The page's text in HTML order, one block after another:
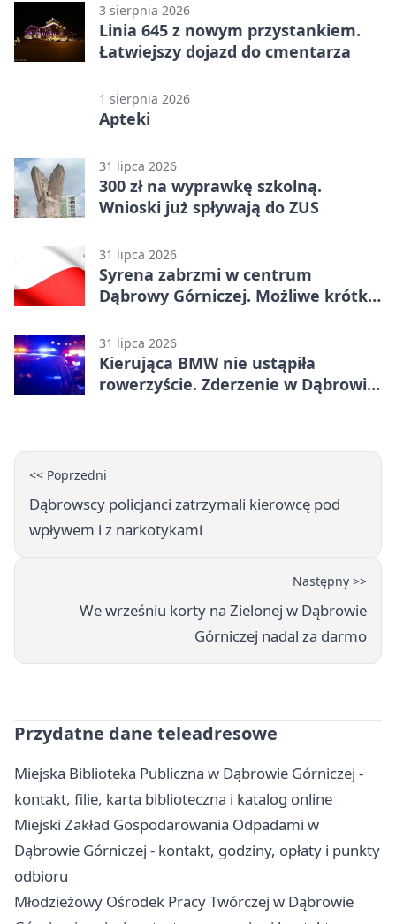
3 sierpnia 2026
Linia 645 z nowym przystankiem.
Łatwiejszy dojazd do cmentarza
1 sierpnia 2026
Apteki
31 lipca 2026
300 zł na wyprawkę szkolną.
Wnioski już spływają do ZUS
31 lipca 2026
Syrena zabrzmi w centrum
Dąbrowy Górniczej. Możliwe krótkie
31 lipca 2026
Kierująca BMW nie ustąpiła
rowerzyście. Zderzenie w Dąbrowie
<< Poprzedni
Dąbrowscy policjanci zatrzymali kierowcę pod
wpływem i z narkotykami
Następny >>
We wrześniu korty na Zielonej w Dąbrowie
Górniczej nadal za darmo
Przydatne dane teleadresowe
Miejska Biblioteka Publiczna w Dąbrowie Górniczej -
kontakt, filie, karta biblioteczna i katalog online
Miejski Zakład Gospodarowania Odpadami w
Dąbrowie Górniczej - kontakt, godziny, opłaty i punkty
odbioru
Młodzieżowy Ośrodek Pracy Twórczej w Dąbrowie